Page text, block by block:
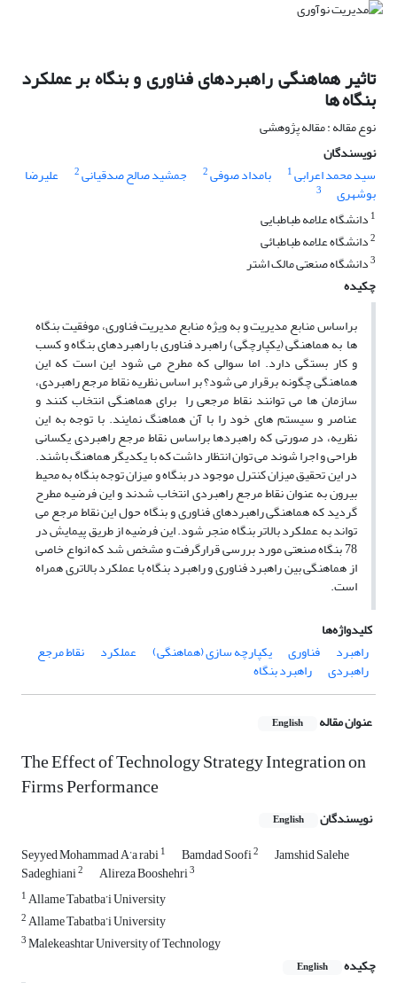
تاثیر هماهنگی راهبردهای فناوری و بنگاه بر عملکرد
بنگاه ها
نوع مقاله : مقاله پژوهشی
نویسندگان
سید محمد اعرابی1 بامداد صوفی2 جمشید صالح صدقیانی2 علیرضا
بوشهری
3
1 دانشگاه علامه طباطبایی
2دانشگاه علامه طباطبائی
3دانشگاه صنعتی مالک اشتر
چکیده
براساس منابع مدیریت و به ویژه منابع مدیریت فناوری، موفقیت بنگاه
ها به هماهنگی (یکپارچگی) راهبرد فناوری با راهبردهای بنگاه و کسب
و کار بستگی دارد. اما سوالی که مطرح می شود این است که این
هماهنگی چگونه برقرار می شود؟ بر اساس نظریه نقاط مرجع راهبردی،
سازمان ها می توانند نقاط مرجعی را برای هماهنگی انتخاب کنند و
عناصر و سیستم های خود را با آن هماهنگ نمایند. با توجه به این
نظریه، در صورتی که راهبردها براساس نقاط مرجع راهبردی یکسانی
طراحی و اجرا شوند می توان انتظار داشت که با یکدیگر هماهنگ باشند.
در این تحقیق میزان کنترل موجود در بنگاه و میزان توجه بنگاه به محیط
بیرون به عنوان نقاط مرجع راهبردی انتخاب شدند و این فرضیه مطرح
گردید که هماهنگی راهبردهای فناوری و بنگاه حول این نقاط مرجع می
تواند به عملکرد بالاتر بنگاه منجر شود. این فرضیه از طریق پیمایش در
78 بنگاه صنعتی مورد بررسی قرارگرفت و مشخص شد که انواع خاصی
از هماهنگی بین راهبرد فناوری و راهبرد بنگاه با عملکرد بالاتری همراه
است.
کلیدواژه‌ها
راهبرد
فناوری یکپارچه سازی (هماهنگی) عملکرد نقاط مرجع
راهبردی راهبرد بنگاه
عنوان مقاله English
The Effect of Technology Strategy Integration on
Firms Performance
نویسندگان English
Seyyed Mohammad A’a rabi1 Bamdad Soofi2 Jamshid Salehe
Sadeghiani2 Alireza Booshehri3
1Allame Tabatba’i University
2Allame Tabatba’i University
3Malekeashtar University of Technology
چکیده
English